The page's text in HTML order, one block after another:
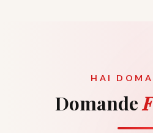
HAI
Domande